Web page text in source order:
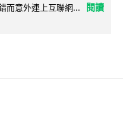
而意外連上互聯網...
閱讀